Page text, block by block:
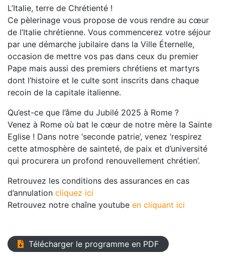
L’Italie, terre de Chrétienté !
Ce pèlerinage vous propose de vous rendre au cœur
de l’Italie chrétienne. Vous commencerez votre séjour
par une démarche jubilaire dans la Ville Éternelle,
occasion de mettre vos pas dans ceux du premier
Pape mais aussi des premiers chrétiens et martyrs
dont l’histoire et le culte sont inscrits dans chaque
recoin de la capitale italienne.
Qu’est-ce que l’âme du Jubilé 2025 à Rome ?
Venez à Rome où bat le cœur de notre mère la Sainte
Eglise ! Dans notre ‘seconde patrie’, venez ‘respirez
cette atmosphère de sainteté, de paix et d’université
qui procurera un profond renouvellement chrétien’.
Retrouvez les conditions des assurances en cas
d’annulation cliquez ici
Retrouvez notre chaîne youtube en cliquant ici
Télécharger le programme en PDF